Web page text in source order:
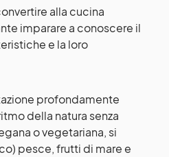
alla cucina
imparare a conoscere il
e la loro
profondamente
della natura senza
o vegetariana, si
pesce, frutti di mare e